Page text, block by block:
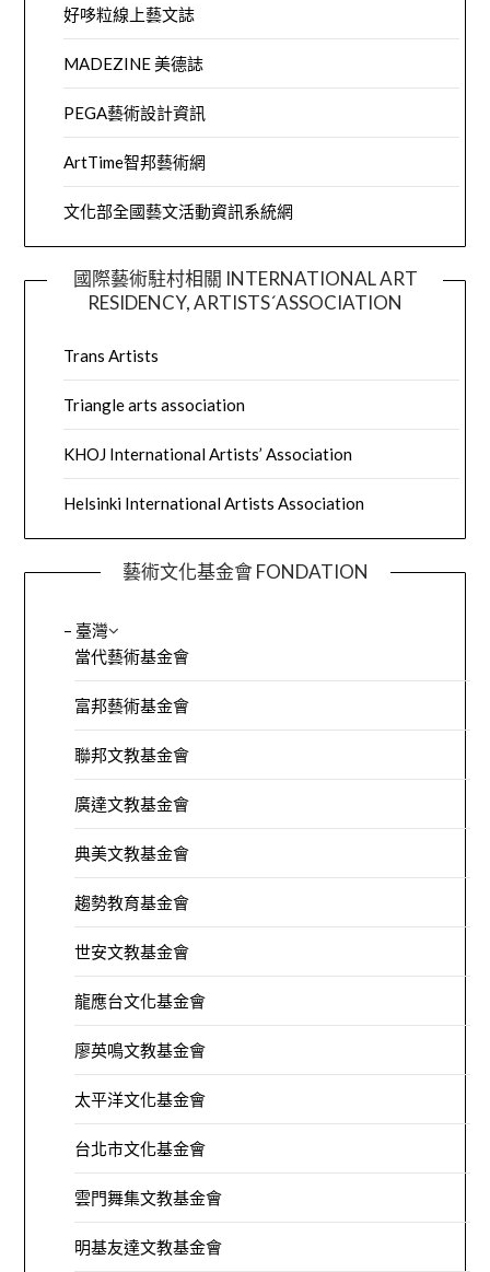
好哆粒線上藝文誌
MADEZINE 美德誌
PEGA藝術設計資訊
ArtTime智邦藝術網
文化部全國藝文活動資訊系統網
國際藝術駐村相關 INTERNATIONAL ART
RESIDENCY, ARTISTS´ASSOCIATION
Trans Artists
Triangle arts association
KHOJ International Artists’ Association
Helsinki International Artists Association
藝術文化基金會 FONDATION
– 臺灣
當代藝術基金會
富邦藝術基金會
聯邦文教基金會
廣達文教基金會
典美文教基金會
趨勢教育基金會
世安文教基金會
龍應台文化基金會
廖英鳴文教基金會
太平洋文化基金會
台北市文化基金會
雲門舞集文教基金會
明基友達文教基金會